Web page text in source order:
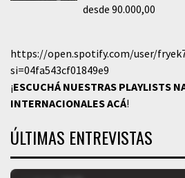
desde 90.000,00
https://open.spotify.com/user/
si=04fa543cf01849e9
¡ESCUCHÁ NUESTRAS PLAYLISTS
INTERNACIONALESACÁ!
ÚLTIMAS ENTREVISTAS